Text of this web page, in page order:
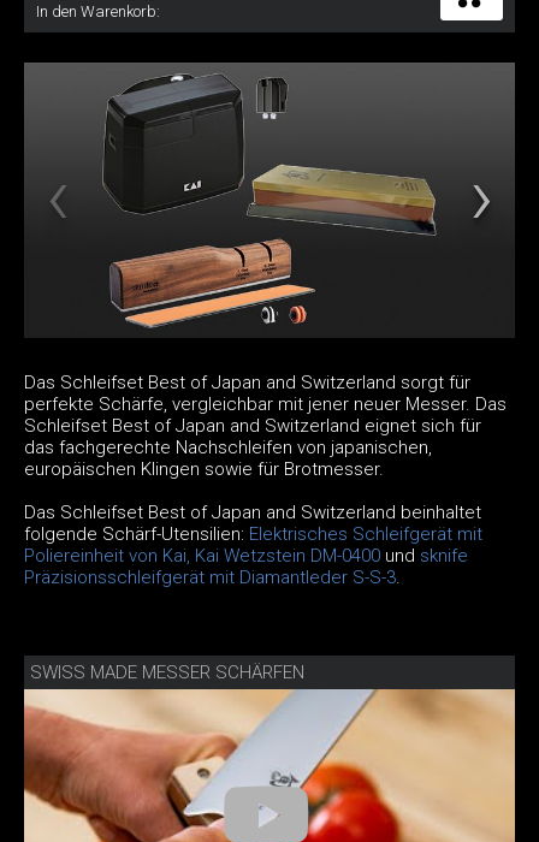
In den Warenkorb:
Das Schleifset Best of Japan and Switzerland sorgt für
perfekte Schärfe, vergleichbar mit jener neuer Messer. Das
Schleifset Best of Japan and Switzerland eignet sich für
das fachgerechte Nachschleifen von japanischen,
europäischen Klingen sowie für Brotmesser.
Das Schleifset Best of Japan and Switzerland beinhaltet
folgende Schärf-Utensilien: Elektrisches Schleifgerät mit
Poliereinheit von Kai, Kai Wetzstein DM-0400 und sknife
Präzisionsschleifgerät mit Diamantleder S-S-3.
SWISS MADE MESSER SCHÄRFEN